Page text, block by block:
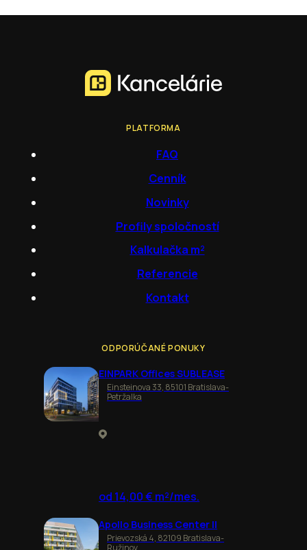
PLATFORMA
FAQ
Cenník
Novinky
Profily spoločností
Kalkulačka m²
Referencie
Kontakt
ODPORÚČANÉ PONUKY
EINPARK Offices SUBLEASE
Einsteinova 33, 85101 Bratislava-
Petržalka
od 14,00 € m²/mes.
Apollo Business Center II
Prievozská 4, 82109 Bratislava-
Ružinov